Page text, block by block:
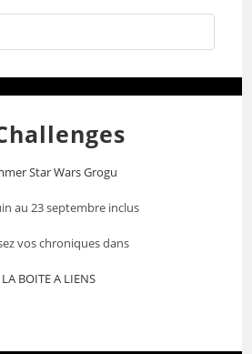
Star Wars Grogu
au 23 septembre inclus
vos chroniques dans
LA BOITE A LIENS